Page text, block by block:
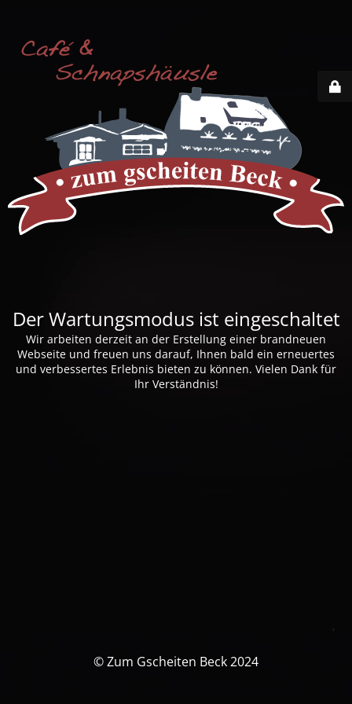
Der Wartungsmodus ist eingeschaltet
Wir arbeiten derzeit an der Erstellung einer brandneuen
Webseite und freuen uns darauf, Ihnen bald ein erneuertes
und verbessertes Erlebnis bieten zu können. Vielen Dank für
Ihr Verständnis!
© Zum Gscheiten Beck 2024